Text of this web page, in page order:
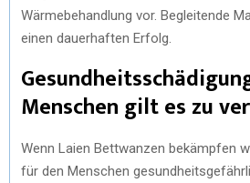
Wärmebehandlung vor. Begleitende
einen dauerhaften Erfolg.
Menschen gilt es zu
Wenn Laien Bettwanzen bekämpfen
für den Menschen